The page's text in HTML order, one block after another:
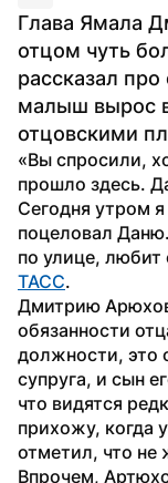
Глава Ямала
отцом чуть
рассказал
малыш вырос
отцовскими
«Вы спросили,
прошло здесь.
Сегодня утром
поцеловал
ТАСС.
Дмитрию
обязанности
должности, это
супруга, и сын
что видятся
прихожу, когда
отметил, что не
Впрочем,